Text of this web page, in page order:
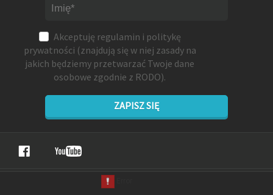
Akceptuję regulamin i politykę
prywatności (znajdują się w niej zasady na
jakich będziemy przetwarzać Twoje dane
osobowe zgodnie z RODO).
ZAPISZ SIĘ